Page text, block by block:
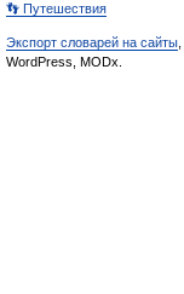
👣 Путешествия
Экспорт словарей на сайты
WordPress, MODx.